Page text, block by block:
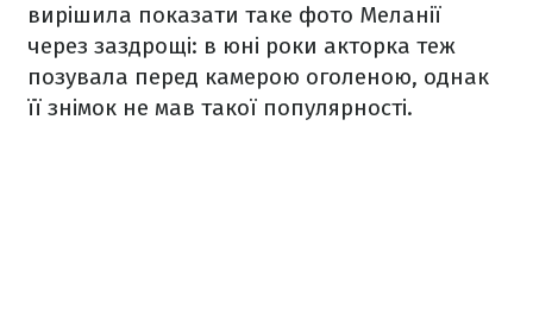
вирішила показати таке фото Меланії
через заздрощі: в юні роки акторка теж
позувала перед камерою оголеною, однак
її знімок не мав такої популярності.